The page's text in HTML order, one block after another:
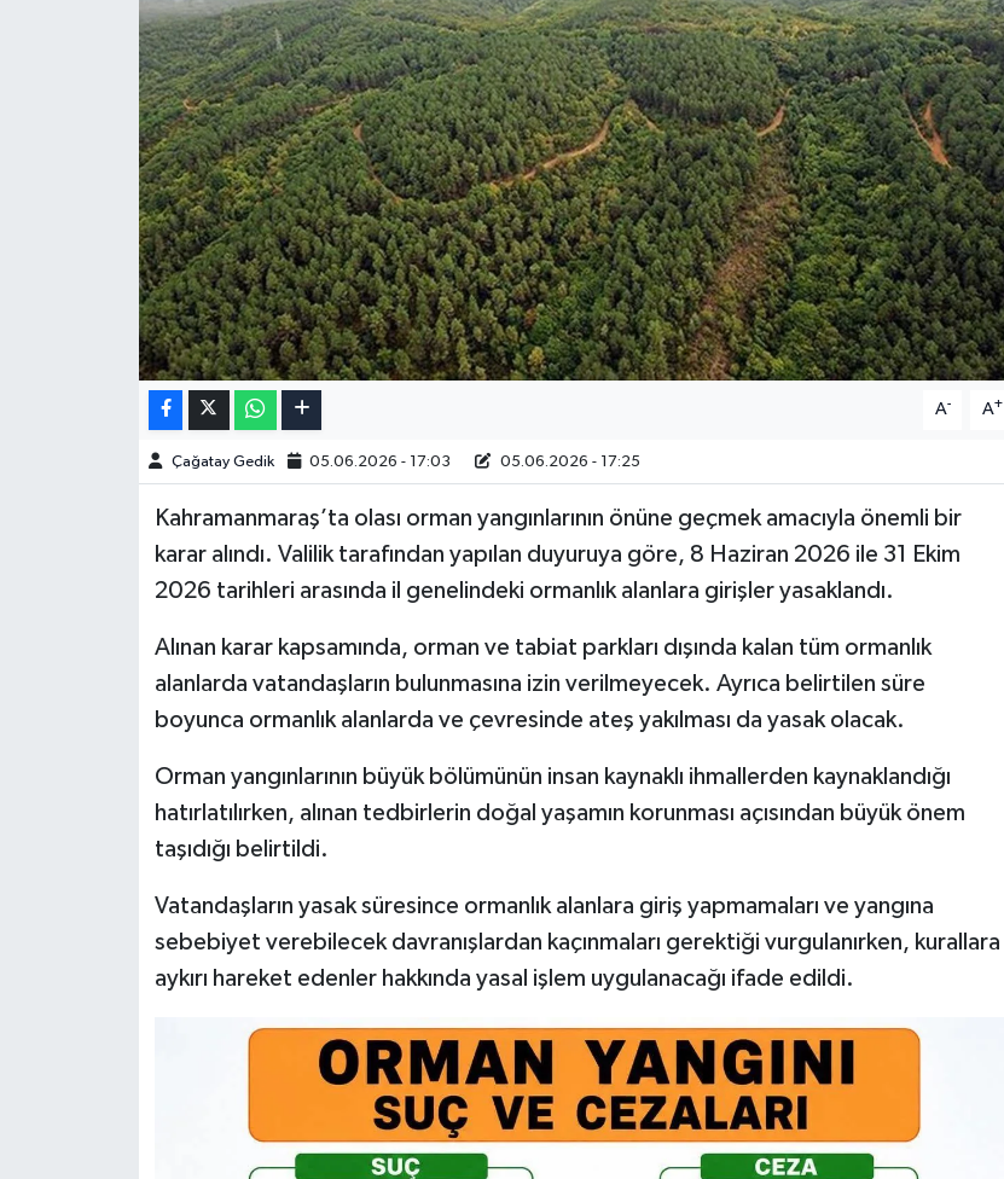
A- A+
Çağatay Gedik 05.06.2026 - 17:03 05.06.2026 - 17:25
Kahramanmaraş’ta olası orman yangınlarının önüne geçmek amacıyla önemli bir
karar alındı. Valilik tarafından yapılan duyuruya göre, 8 Haziran 2026 ile 31 Ekim
2026 tarihleri arasında il genelindeki ormanlık alanlara girişler yasaklandı.
Alınan karar kapsamında, orman ve tabiat parkları dışında kalan tüm ormanlık
alanlarda vatandaşların bulunmasına izin verilmeyecek. Ayrıca belirtilen süre
boyunca ormanlık alanlarda ve çevresinde ateş yakılması da yasak olacak.
Orman yangınlarının büyük bölümünün insan kaynaklı ihmallerden kaynaklandığı
hatırlatılırken, alınan tedbirlerin doğal yaşamın korunması açısından büyük önem
taşıdığı belirtildi.
Vatandaşların yasak süresince ormanlık alanlara giriş yapmamaları ve yangına
sebebiyet verebilecek davranışlardan kaçınmaları gerektiği vurgulanırken, kurallara
aykırı hareket edenler hakkında yasal işlem uygulanacağı ifade edildi.